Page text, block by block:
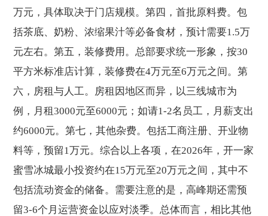
万元，具体取决于门店规模。第四，首批原料费。包
括茶底、奶粉、浓缩果汁等必备食材，预计需要1.5万
元左右。第五，装修费用。总部要求统一形象，按30
平方米标准店计算，装修费在4万元至6万元之间。第
六，房租与人工。房租因地区而异，以三线城市为
例，月租3000元至6000元；如请1-2名员工，月薪支出
约6000元。第七，其他杂费。包括工商注册、开业物
料等，预留1万元。综合以上各项，在2026年，开一家
蜜雪冰城最小投资约在15万元至20万元之间，其中不
包括流动资金的储备。需要注意的是，高峰期还需预
留3-6个月运营资金以应对淡季。总体而言，相比其他